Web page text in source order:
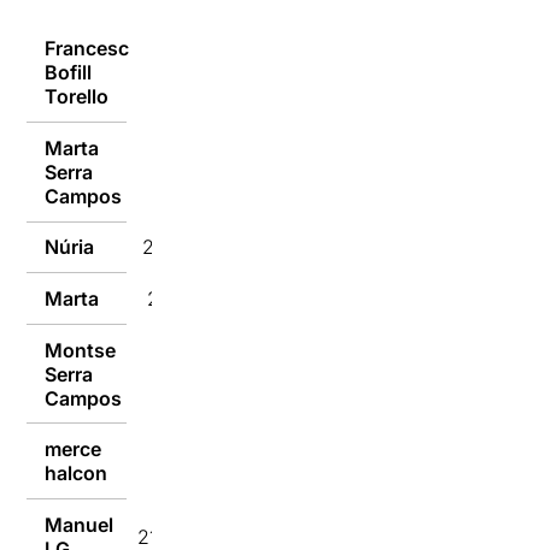
Francesc
Bofill
Torello
Marta
Serra
Campos
Núria 21/05/2019
Marta 21/05/2019
Montse
Serra
Campos
merce
halcon
Manuel
21/05/2019